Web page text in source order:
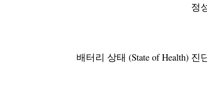
정
배터리 상태 (State of Health)